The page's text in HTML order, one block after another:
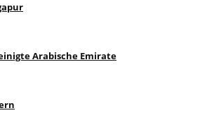
Arabische Emirate